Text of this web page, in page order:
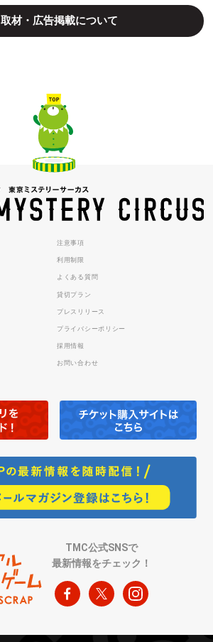
取材・広告掲載について
注意事項
利用制限
よくある質問
貸切プラン
プレスリリース
プライバシーポリシー
採用情報
お問い合わせ
TMC公式SNSで
最新情報をチェック！